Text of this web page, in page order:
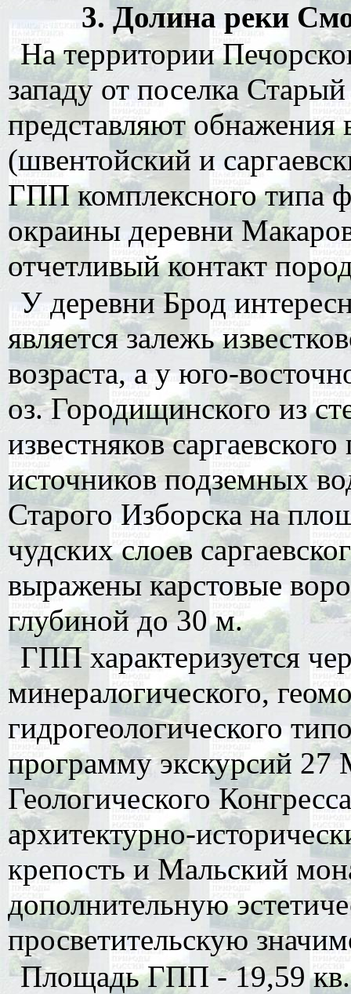
3. Долина реки
На территории
западу от поселка
представляют обнажения
(швентойский и
ГПП комплексного типа
окраины деревни
отчетливый контакт
У деревни Брод
является залежь
возраста, а у юго-
оз. Городищинского из
известняков
источников подземных
Старого Изборска на
чудских слоев
выражены карстовые
глубиной до 30 м.
ГПП характеризуется
минералогического,
гидрогеологического
программу экскурсий 27
Геологического
архитектурно-
крепость и Мальский
дополнительную
просветительскую
Площадь ГПП - 19,59